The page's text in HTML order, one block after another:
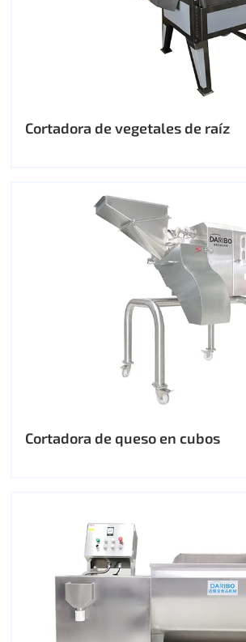
Cortadora de vegetales de raíz
Cortadora de queso en cubos